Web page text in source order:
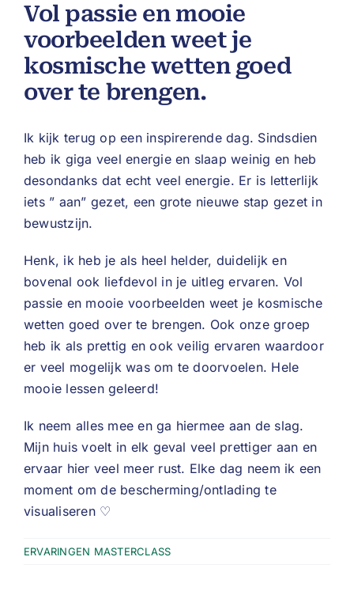
Vol passie en mooie
voorbeelden weet je
kosmische wetten goed
over te brengen.
Ik kijk terug op een inspirerende dag. Sindsdien
heb ik giga veel energie en slaap weinig en heb
desondanks dat echt veel energie. Er is letterlijk
iets ” aan” gezet, een grote nieuwe stap gezet in
bewustzijn.
Henk, ik heb je als heel helder, duidelijk en
bovenal ook liefdevol in je uitleg ervaren. Vol
passie en mooie voorbeelden weet je kosmische
wetten goed over te brengen. Ook onze groep
heb ik als prettig en ook veilig ervaren waardoor
er veel mogelijk was om te doorvoelen. Hele
mooie lessen geleerd!
Ik neem alles mee en ga hiermee aan de slag.
Mijn huis voelt in elk geval veel prettiger aan en
ervaar hier veel meer rust. Elke dag neem ik een
moment om de bescherming/ontlading te
visualiseren ♡
ERVARINGEN MASTERCLASS